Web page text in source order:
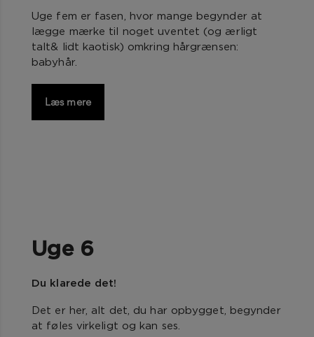
Uge fem er fasen, hvor mange begynder at
lægge mærke til noget uventet (og ærligt
talt& lidt kaotisk) omkring hårgrænsen:
babyhår.
Læs mere
Uge 6
Du klarede det!
Det er her, alt det, du har opbygget, begynder
at føles virkeligt og kan ses.